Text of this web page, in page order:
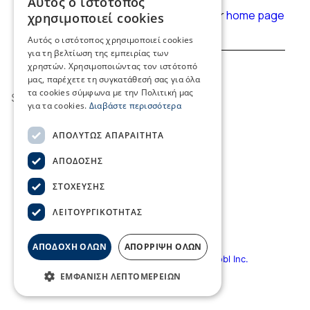
Εύρεση δρομολογίων
Επικοινωνία
Search
Page not found. Please continue to ourhome page
© Copyright ΣΕΕΝ | Created byHellobl Inc.
χρησιμοποιεί cookies
Αυτός ο ιστότοπος χρησιμοποιεί cookies
για τη βελτίωση της εμπειρίας των
χρηστών. Χρησιμοποιώντας τον ιστότοπό
μας, παρέχετε τη συγκατάθεσή σας για όλα
τα cookies σύμφωνα με την Πολιτική μας
για τα cookies. Διαβάστε περισσότερα
ΑΠΟΛΎΤΩΣ ΑΠΑΡΑΊΤΗΤΑ
ΑΠΌΔΟΣΗΣ
ΣΤΌΧΕΥΣΗΣ
ΛΕΙΤΟΥΡΓΙΚΌΤΗΤΑΣ
ΑΠΟΔΟΧΗ ΟΛΩΝ ΑΠΟΡΡΙΨΗ ΟΛΩΝ
ΕΜΦΆΝΙΣΗ ΛΕΠΤΟΜΕΡΕΙΏΝ